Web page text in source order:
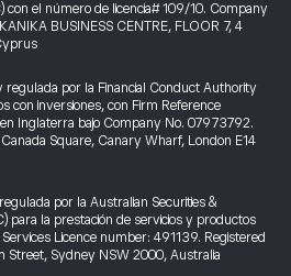
con el número de licencia# 109/10. Company
BUSINESS CENTRE, FLOOR 7, 4
regulada por la Financial Conduct Authority
con inversiones, con Firm Reference
Inglaterra bajo Company No. 07973792.
Square, Canary Wharf, London E14
por la Australian Securities &
para la prestación de servicios y productos
Licence number: 491139. Registered
Street, Sydney NSW 2000, Australia